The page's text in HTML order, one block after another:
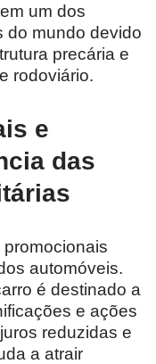
um dos
do mundo devido
precária e
rodoviário.
e
das
automóveis.
é destinado a
e ações
reduzidas e
a atrair